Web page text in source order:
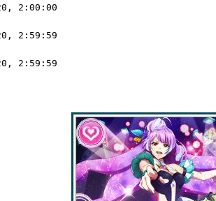
2:00:00
2:59:59
2:59:59